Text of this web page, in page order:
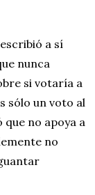
a sí
nunca
si votaría a
sólo un voto al
no apoya a
no